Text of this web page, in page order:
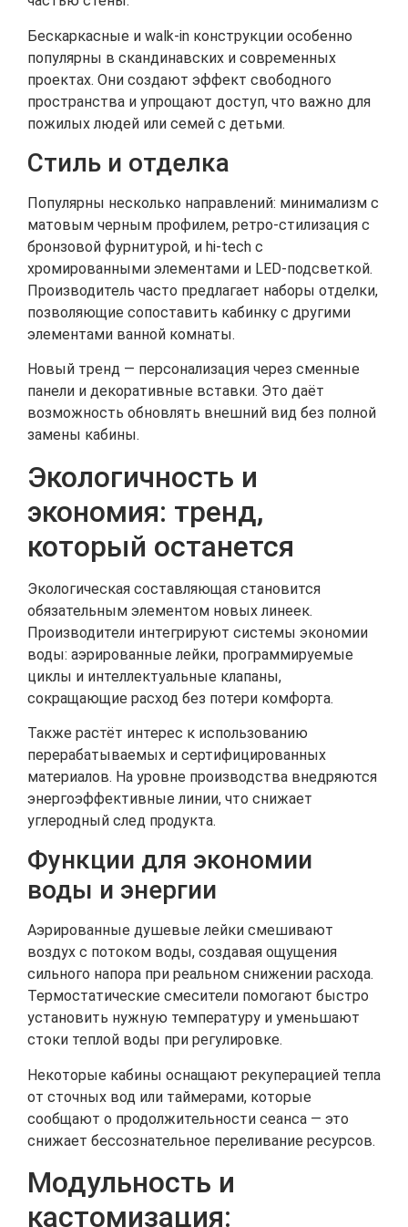
Бескаркасные и walk‑in конструкции особенно
популярны в скандинавских и современных
проектах. Они создают эффект свободного
пространства и упрощают доступ, что важно для
пожилых людей или семей с детьми.
Стиль и отделка
Популярны несколько направлений: минимализм с
матовым черным профилем, ретро‑стилизация с
бронзовой фурнитурой, и hi‑tech с
хромированными элементами и LED‑подсветкой.
Производитель часто предлагает наборы отделки,
позволяющие сопоставить кабинку с другими
элементами ванной комнаты.
Новый тренд — персонализация через сменные
панели и декоративные вставки. Это даёт
возможность обновлять внешний вид без полной
замены кабины.
Экологичность и
экономия: тренд,
который останется
Экологическая составляющая становится
обязательным элементом новых линеек.
Производители интегрируют системы экономии
воды: аэрированные лейки, программируемые
циклы и интеллектуальные клапаны,
сокращающие расход без потери комфорта.
Также растёт интерес к использованию
перерабатываемых и сертифицированных
материалов. На уровне производства внедряются
энергоэффективные линии, что снижает
углеродный след продукта.
Функции для экономии
воды и энергии
Аэрированные душевые лейки смешивают
воздух с потоком воды, создавая ощущения
сильного напора при реальном снижении расхода.
Термостатические смесители помогают быстро
установить нужную температуру и уменьшают
стоки теплой воды при регулировке.
Некоторые кабины оснащают рекуперацией тепла
от сточных вод или таймерами, которые
сообщают о продолжительности сеанса — это
снижает бессознательное переливание ресурсов.
Модульность и
кастомизация: